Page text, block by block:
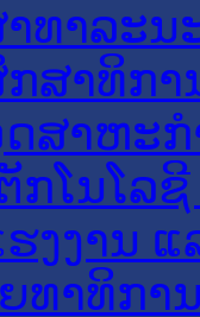
ທາລະນ
ສາທິກາ
ສາຫະ
ກໂນໂລ
ງງານ
ທາທິກາ